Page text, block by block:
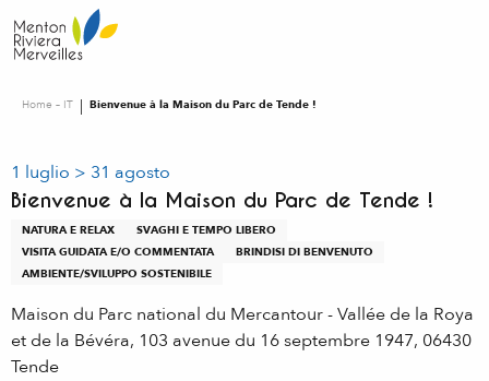
au
contenu
Home – IT Bienvenue à la Maison du Parc de Tende !
1 luglio > 31 agosto
Bienvenue à la Maison du Parc de Tende !
NATURA E RELAX
SVAGHI E TEMPO LIBERO
VISITA GUIDATA E/O COMMENTATA
BRINDISI DI BENVENUTO
AMBIENTE/SVILUPPO SOSTENIBILE
Maison du Parc national du Mercantour - Vallée de la Roya
et de la Bévéra, 103 avenue du 16 septembre 1947, 06430
Tende